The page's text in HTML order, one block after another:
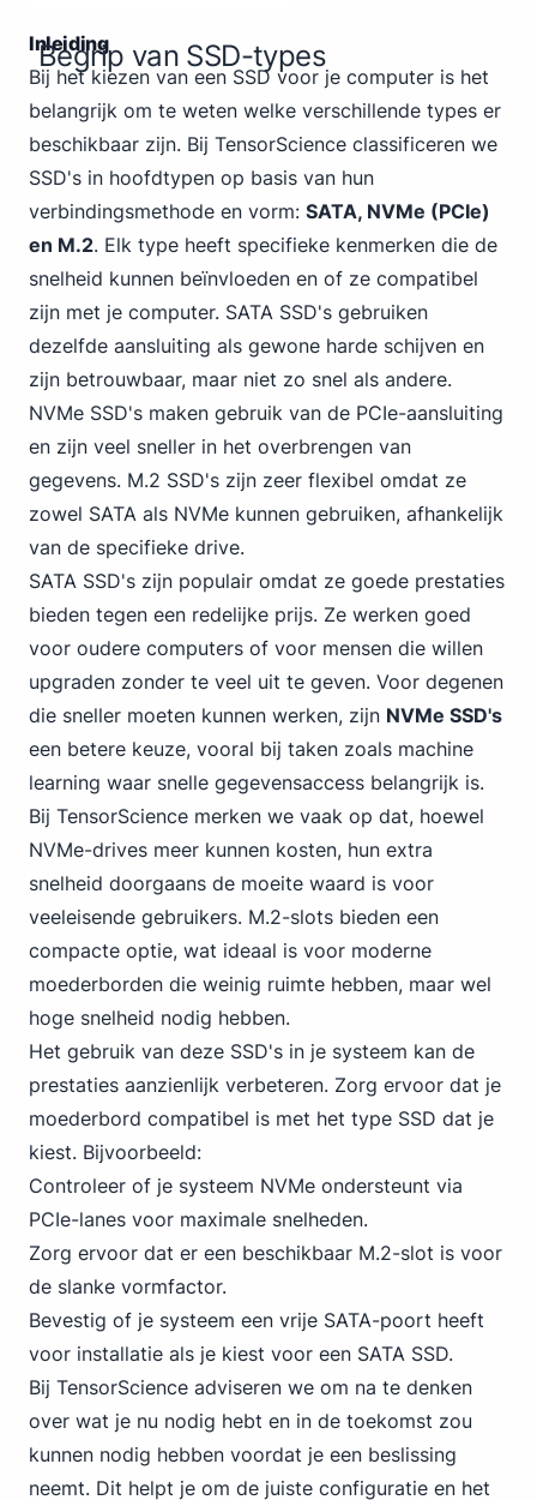
Inleiding
Begrip van SSD-types
Bij het kiezen van een SSD voor je computer is het
belangrijk om te weten welke verschillende types er
beschikbaar zijn. Bij TensorScience classificeren we
SSD's in hoofdtypen op basis van hun
verbindingsmethode en vorm: SATA, NVMe (PCIe)
en M.2. Elk type heeft specifieke kenmerken die de
snelheid kunnen beïnvloeden en of ze compatibel
zijn met je computer. SATA SSD's gebruiken
dezelfde aansluiting als gewone harde schijven en
zijn betrouwbaar, maar niet zo snel als andere.
NVMe SSD's maken gebruik van de PCIe-aansluiting
en zijn veel sneller in het overbrengen van
gegevens. M.2 SSD's zijn zeer flexibel omdat ze
zowel SATA als NVMe kunnen gebruiken, afhankelijk
van de specifieke drive.
SATA SSD's zijn populair omdat ze goede prestaties
bieden tegen een redelijke prijs. Ze werken goed
voor oudere computers of voor mensen die willen
upgraden zonder te veel uit te geven. Voor degenen
die sneller moeten kunnen werken, zijn NVMe SSD's
een betere keuze, vooral bij taken zoals machine
learning waar snelle gegevensaccess belangrijk is.
Bij TensorScience merken we vaak op dat, hoewel
NVMe-drives meer kunnen kosten, hun extra
snelheid doorgaans de moeite waard is voor
veeleisende gebruikers. M.2-slots bieden een
compacte optie, wat ideaal is voor moderne
moederborden die weinig ruimte hebben, maar wel
hoge snelheid nodig hebben.
Het gebruik van deze SSD's in je systeem kan de
prestaties aanzienlijk verbeteren. Zorg ervoor dat je
moederbord compatibel is met het type SSD dat je
kiest. Bijvoorbeeld:
Controleer of je systeem NVMe ondersteunt via
PCIe-lanes voor maximale snelheden.
Zorg ervoor dat er een beschikbaar M.2-slot is voor
de slanke vormfactor.
Bevestig of je systeem een vrije SATA-poort heeft
voor installatie als je kiest voor een SATA SSD.
Bij TensorScience adviseren we om na te denken
over wat je nu nodig hebt en in de toekomst zou
kunnen nodig hebben voordat je een beslissing
neemt. Dit helpt je om de juiste configuratie en het